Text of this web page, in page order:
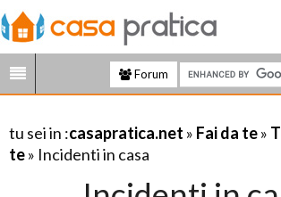
Forum
tu sei in :casapratica.net » Fai da te»
te» Incidenti in casa